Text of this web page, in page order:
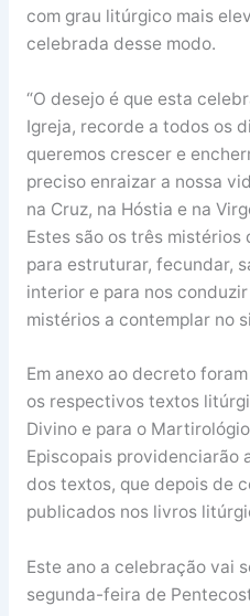
com grau litúrgico mais
celebrada desse modo.
“O desejo é que esta
Igreja, recorde a todos os
queremos crescer e
preciso enraizar a nossa
na Cruz, na Hóstia e na
Estes são os três mistérios
para estruturar, fecundar,
interior e para nos
mistérios a contemplar no
Em anexo ao decreto
os respectivos textos
Divino e para o
Episcopais providenciarão
dos textos, que depois de
publicados nos livros
Este ano a celebração vai
segunda-feira de